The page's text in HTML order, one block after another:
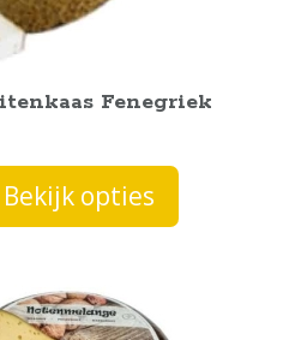
Fenegriek
Bekijk opties
Dit